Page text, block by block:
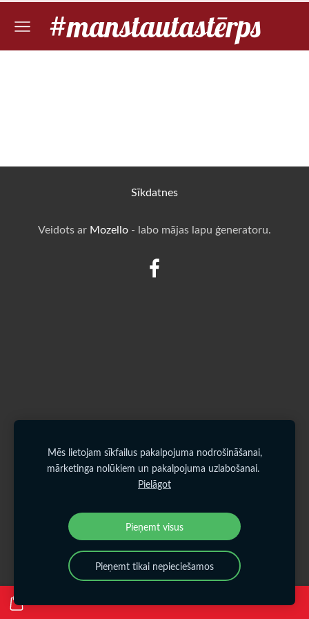
#manstautastērps
Sīkdatnes
Veidots ar Mozello - labo mājas lapu ģeneratoru.
Mēs lietojam sīkfailus pakalpojuma nodrošināšanai,
mārketinga nolūkiem un pakalpojuma uzlabošanai.
Pielāgot
Pieņemt visus
Pieņemt tikai nepieciešamos